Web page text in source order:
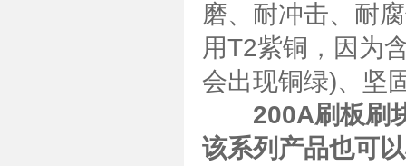
磨、耐冲击、耐
用T2紫铜，因为
会出现铜绿)、坚
200A刷板刷
该系列产品也可